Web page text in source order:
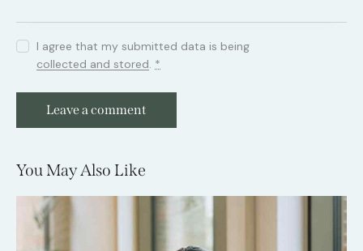
I agree that my submitted data is being
collected and stored. *
You May Also Like